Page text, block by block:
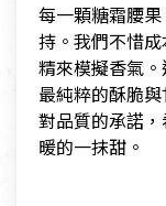
每一顆糖霜腰
持。我們不惜
精來模擬香氣
最純粹的酥脆
對品質的承諾
暖的一抹甜。